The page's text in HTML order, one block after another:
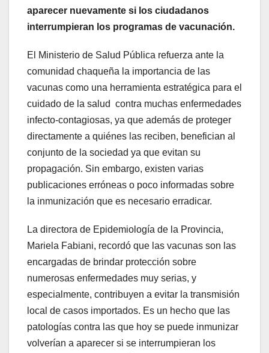
aparecer nuevamente si los ciudadanos
interrumpieran los programas de vacunación.
El Ministerio de Salud Pública refuerza ante la
comunidad chaqueña la importancia de las
vacunas como una herramienta estratégica para el
cuidado de la salud contra muchas enfermedades
infecto-contagiosas, ya que además de proteger
directamente a quiénes las reciben, benefician al
conjunto de la sociedad ya que evitan su
propagación. Sin embargo, existen varias
publicaciones erróneas o poco informadas sobre
la inmunización que es necesario erradicar.
La directora de Epidemiología de la Provincia,
Mariela Fabiani, recordó que las vacunas son las
encargadas de brindar protección sobre
numerosas enfermedades muy serias, y
especialmente, contribuyen a evitar la transmisión
local de casos importados. Es un hecho que las
patologías contra las que hoy se puede inmunizar
volverían a aparecer si se interrumpieran los